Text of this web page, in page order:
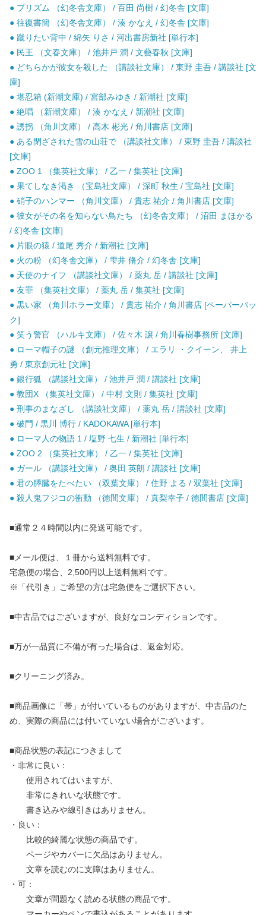
● プリズム （幻冬舎文庫） / 百田 尚樹 / 幻冬舎 [文庫]
● 往復書簡 （幻冬舎文庫） / 湊 かなえ / 幻冬舎 [文庫]
● 蹴りたい背中 / 綿矢 りさ / 河出書房新社 [単行本]
● 民王 （文春文庫） / 池井戸 潤 / 文藝春秋 [文庫]
● どちらかが彼女を殺した （講談社文庫） / 東野 圭吾 / 講談社 [文
庫]
● 堪忍箱 (新潮文庫) / 宮部みゆき / 新潮社 [文庫]
● 絶唱 （新潮文庫） / 湊 かなえ / 新潮社 [文庫]
● 誘拐 （角川文庫） / 高木 彬光 / 角川書店 [文庫]
● ある閉ざされた雪の山荘で （講談社文庫） / 東野 圭吾 / 講談社
[文庫]
● ZOO 1 （集英社文庫） / 乙一 / 集英社 [文庫]
● 果てしなき渇き （宝島社文庫） / 深町 秋生 / 宝島社 [文庫]
● 硝子のハンマー （角川文庫） / 貴志 祐介 / 角川書店 [文庫]
● 彼女がその名を知らない鳥たち （幻冬舎文庫） / 沼田 まほかる
/ 幻冬舎 [文庫]
● 片眼の猿 / 道尾 秀介 / 新潮社 [文庫]
● 火の粉 （幻冬舎文庫） / 雫井 脩介 / 幻冬舎 [文庫]
● 天使のナイフ （講談社文庫） / 薬丸 岳 / 講談社 [文庫]
● 友罪 （集英社文庫） / 薬丸 岳 / 集英社 [文庫]
● 黒い家 （角川ホラー文庫） / 貴志 祐介 / 角川書店 [ペーパーバッ
ク]
● 笑う警官 （ハルキ文庫） / 佐々木 譲 / 角川春樹事務所 [文庫]
● ローマ帽子の謎 （創元推理文庫） / エラリ ・クイーン、 井上
勇 / 東京創元社 [文庫]
● 銀行狐 （講談社文庫） / 池井戸 潤 / 講談社 [文庫]
● 教団X （集英社文庫） / 中村 文則 / 集英社 [文庫]
● 刑事のまなざし （講談社文庫） / 薬丸 岳 / 講談社 [文庫]
● 破門 / 黒川 博行 / KADOKAWA [単行本]
● ローマ人の物語 1 / 塩野 七生 / 新潮社 [単行本]
● ZOO 2 （集英社文庫） / 乙一 / 集英社 [文庫]
● ガール （講談社文庫） / 奥田 英朗 / 講談社 [文庫]
● 君の膵臓をたべたい （双葉文庫） / 住野 よる / 双葉社 [文庫]
● 殺人鬼フジコの衝動 （徳間文庫） / 真梨幸子 / 徳間書店 [文庫]
■通常２４時間以内に発送可能です。
■メール便は、１冊から送料無料です。
宅急便の場合、2,500円以上送料無料です。
※「代引き」ご希望の方は宅急便をご選択下さい。
■中古品ではございますが、良好なコンディションです。
■万が一品質に不備が有った場合は、返金対応。
■クリーニング済み。
■商品画像に「帯」が付いているものがありますが、中古品のた
め、実際の商品には付いていない場合がございます。
■商品状態の表記につきまして
・非常に良い：
使用されてはいますが、
非常にきれいな状態です。
書き込みや線引きはありません。
・良い：
比較的綺麗な状態の商品です。
ページやカバーに欠品はありません。
文章を読むのに支障はありません。
・可：
文章が問題なく読める状態の商品です。